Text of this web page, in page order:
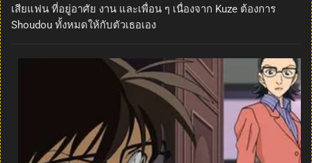
เสียแฟน ที่อยู่อาศัย งาน และเพื่อน ๆ เนื่องจาก Kuze ต้องการ
Shoudou ทั้งหมดให้กับตัวเธอเอง